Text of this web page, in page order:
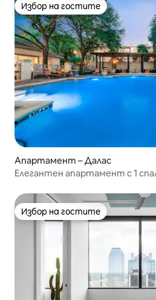
Избор на гостите
Избор на гостите
Апартамент – Далас
Елегантен апартамент с 1
Избор на гостите
Избор на гостите